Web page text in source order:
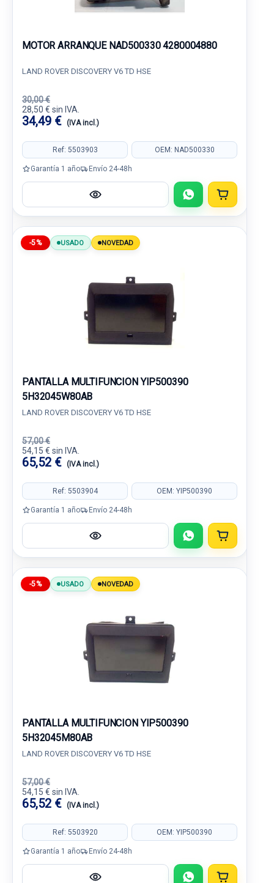
MOTOR ARRANQUE NAD500330 4280004880
LAND ROVER DISCOVERY V6 TD HSE
30,00 €
28,50 € sin IVA.
34,49 € (IVA incl.)
Ref: 5503903 OEM: NAD500330
Garantía 1 año Envío 24-48h
-5% USADO NOVEDAD
PANTALLA MULTIFUNCION YIP500390
5H32045W80AB
LAND ROVER DISCOVERY V6 TD HSE
57,00 €
54,15 € sin IVA.
65,52 € (IVA incl.)
Ref: 5503904 OEM: YIP500390
Garantía 1 año Envío 24-48h
-5% USADO NOVEDAD
PANTALLA MULTIFUNCION YIP500390
5H32045M80AB
LAND ROVER DISCOVERY V6 TD HSE
57,00 €
54,15 € sin IVA.
65,52 € (IVA incl.)
Ref: 5503920 OEM: YIP500390
Garantía 1 año Envío 24-48h